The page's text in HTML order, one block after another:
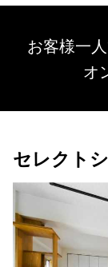
お客様一
オ
セレクト